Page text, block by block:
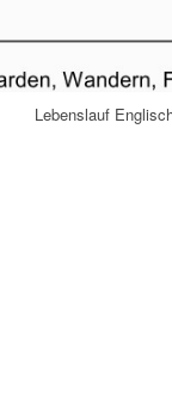
Lebenslauf